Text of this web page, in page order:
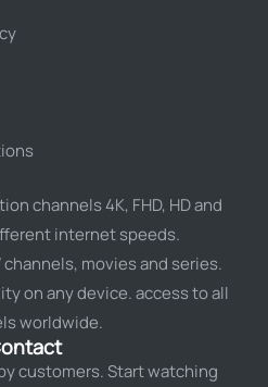
channels 4K, FHD, HD and
internet speeds.
movies and series.
on any device. access to all
worldwide.
customers. Start watching